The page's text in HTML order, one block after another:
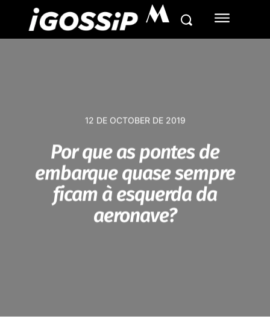
M
12 DE OCTOBER DE 2019
Por que as pontes de
embarque quase sempre
ficam à esquerda da
aeronave?